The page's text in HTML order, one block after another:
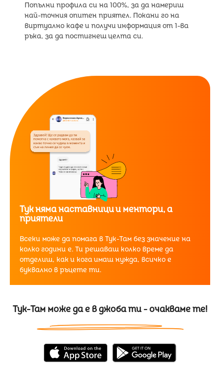
Попълни профила си на 100%, за да намериш
най-точния опитен приятел. Покани го на
виртуално кафе и получи информация от 1-ва
ръка, за да постигнеш целта си.
Тук няма наставници и ментори, а
приятели
Всеки може да помага в Тук-Там без значение на
колко години е. Ти решаваш колко време да
отделиш, как и кога имаш нужда, всичко е
буквално в ръцете ти.
Тук-Там може да е в джоба ти - очакваме те!